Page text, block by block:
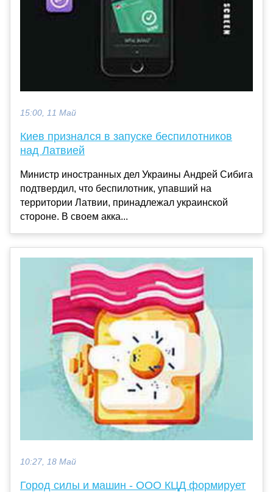
15:00, 11 Май
Киев признался в запуске беспилотников
над Латвией
Министр иностранных дел Украины Андрей Сибига
подтвердил, что беспилотник, упавший на
территории Латвии, принадлежал украинской
стороне. В своем акка...
10:27, 18 Май
Город силы и машин - ООО КЦД формирует